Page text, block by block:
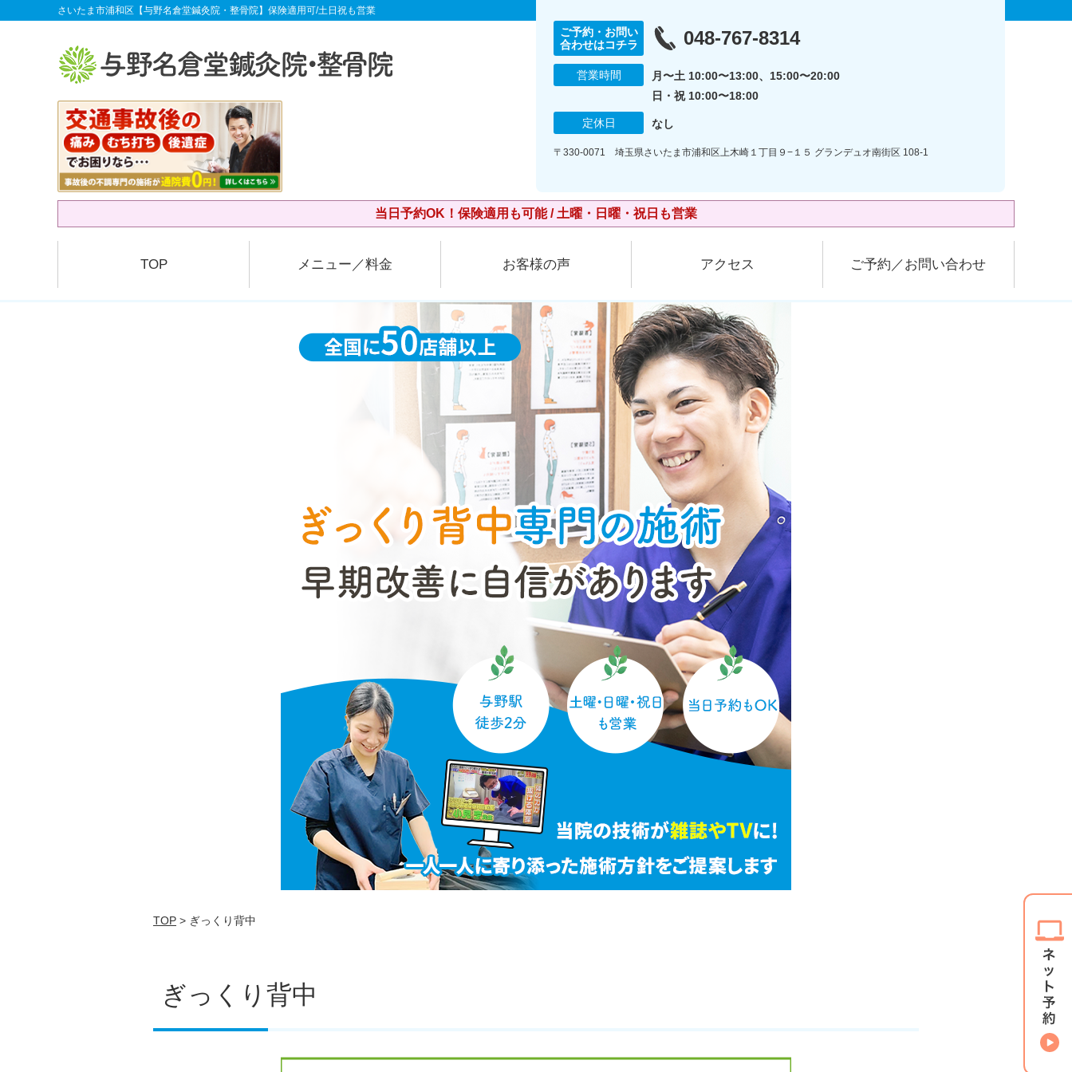
さいたま市浦和区【与野名倉堂鍼灸院・整骨院】保険適用可/土日祝も営業
ご予約・お問い
合わせはコチラ
048-767-8314
営業時間
月〜土 10:00〜13:00、15:00〜20:00
日・祝 10:00〜18:00
定休日 なし
〒330-0071 埼玉県さいたま市浦和区上木崎１丁目９−１５ グランデュオ南街区 108-1
当日予約OK！保険適用も可能 / 土曜・日曜・祝日も営業
TOP メニュー／料金 お客様の声 アクセス ご予約／お問い合わせ
TOP > ぎっくり背中
ぎっくり背中